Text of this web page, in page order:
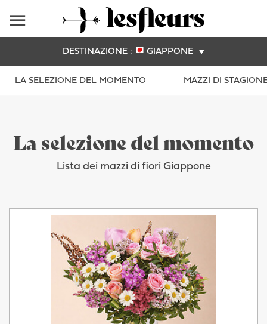
DESTINAZIONE : GIAPPONE
LA SELEZIONE DEL MOMENTO MAZZI DI
La selezione del momento
Lista dei mazzi di fiori Giappone